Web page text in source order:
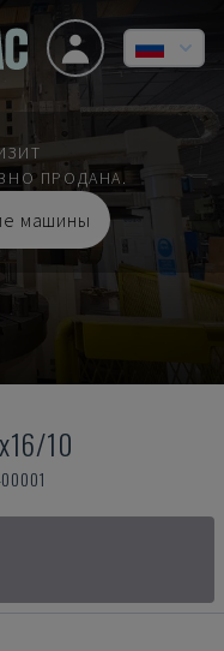
ПРОДАНА.
машины
10